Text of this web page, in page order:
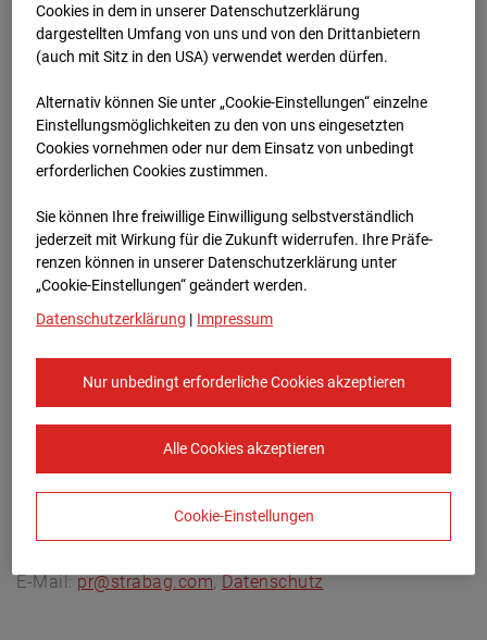
GC-101 - BV-Seed-FFM
Zur Übersicht
Archivdatum:08.07.2026 13:45,
Konzern-Kommunikation Internet/Neue
E-Mail:pr@strabag.com,Datenschutz
Cookies in dem in unserer Datenschutzerklärung
dargestellten Umfang von uns und von den Drittanbietern
(auch mit Sitz in den USA) verwendet werden dürfen.
Alternativ können Sie unter „Cookie-Einstellungen“ einzelne
Einstellungsmöglichkeiten zu den von uns eingesetzten
Cookies vornehmen oder nur dem Einsatz von unbedingt
erforderlichen Cookies zustimmen.
Sie können Ihre freiwillige Einwilligung selbstverständlich
jederzeit mit Wirkung für die Zukunft widerrufen. Ihre Prä­fe­
renzen können in unserer Datenschutzerklärung unter
„Cookie-Einstellungen“ geändert werden.
Datenschutzerklärung | Impressum
Nur unbedingt erforderliche Cookies akzeptieren
Alle Cookies akzeptieren
Cookie-Einstellungen